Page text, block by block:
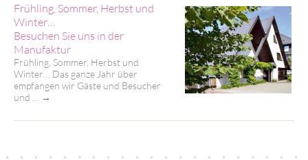
Frühling, Sommer, Herbst und
Winter…
Besuchen Sie uns in der
Manufaktur
Frühling, Sommer, Herbst und
Winter… Das ganze Jahr über
empfangen wir Gäste und Besucher
und …
→